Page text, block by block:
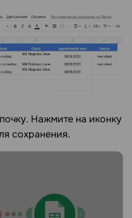
Нажмите на иконку
сохранения.